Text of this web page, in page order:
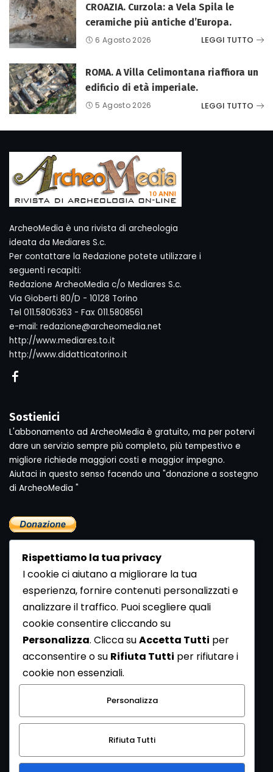
CROAZIA. Curzola: a Vela Spila le
ceramiche più antiche d’Europa.
6 Agosto 2026 LEGGI TUTTO
ROMA. A Villa Celimontana riaffiora un
edificio di età imperiale.
5 Agosto 2026 LEGGI TUTTO
ArcheoMedia è una rivista di archeologia
ideata da Mediares S.c.
Per contattare la Redazione potete utilizzare i
seguenti recapiti:
Redazione ArcheoMedia c/o Mediares S.c.
Via Gioberti 80/D - 10128 Torino
Tel 011.5806363 - Fax 011.5808561
e-mail: redazione@archeomedia.net
http://www.mediares.to.it
http://www.didatticatorino.it
Sostienici
L'abbonamento ad ArcheoMedia è gratuito, ma per potervi
dare un servizio sempre più completo, più tempestivo e
migliore richiede maggiori costi e maggior impegno.
Aiutaci in questo senso facendo una "donazione a sostegno
di ArcheoMedia "
Newsletter
Se vuoi ricevere la Rivista gratuita di archeologia realizzata
dalla Redazione di ArcheoMedia iscriviti alla nostra
Newsletter [Clicca Qui]
Con l'invio del messaggio l'utente dichiara di aver letto
l’informativa sulla privacy e di acconsentire al trattamento
dei propri dati personali.
Rispettiamo la tua privacy
I cookie ci aiutano a migliorare la tua
esperienza, fornire contenuti personalizzati e
analizzare il traffico. Puoi scegliere quali
cookie consentire cliccando su
Personalizza. Clicca suAccetta Tutti per
acconsentire o su Rifiuta Tutti per rifiutare i
cookie non essenziali.
Personalizza
Rifiuta Tutti